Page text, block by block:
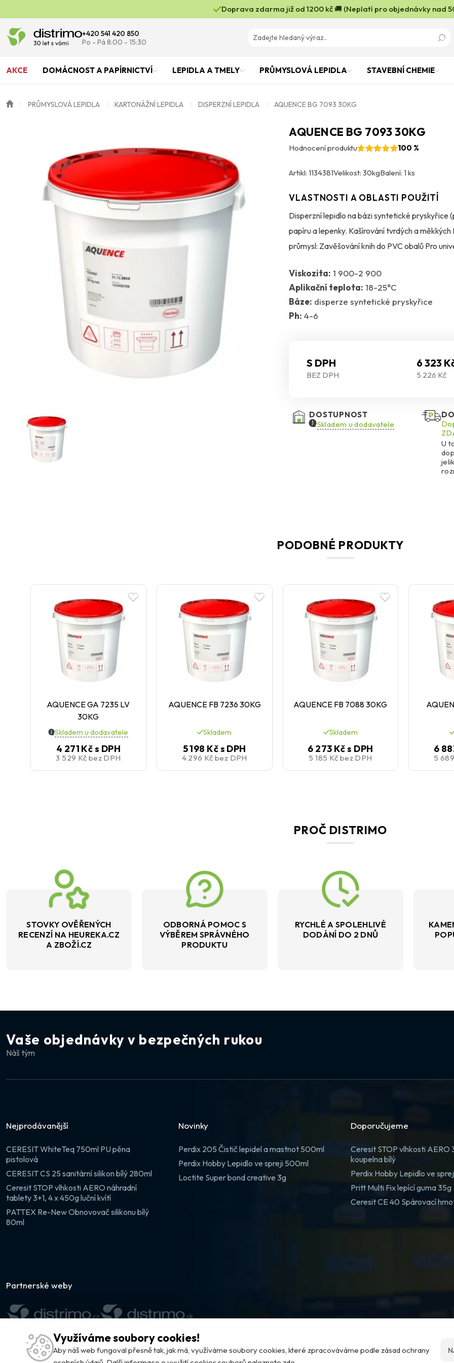
Doprava zdarma již od 1200 kč 🚚 (Neplatí pro objednávky nad
+420 541 420 850
Po - Pá 8:00 - 15:30
AKCE DOMÁCNOST A PAPÍRNICTVÍ LEPIDLA A TMELY PRŮMYSLOVÁ LEPIDLA STAVEBNÍ CHEMIE
PRŮMYSLOVÁ LEPIDLA KARTONÁŽNÍ LEPIDLA DISPERZNÍ LEPIDLA AQUENCE BG 7093 30KG
AQUENCE BG 7093 30KG
Hodnocení produktu 100 %
Artikl: 1134381Velikost: 30kgBalení: 1 ks
VLASTNOSTI A OBLASTI POUŽITÍ
Disperzní lepidlo na bázi syntetické
papíru a lepenky. Kašírování tvrdých a
průmysl: Zavěšování knih do PVC obalů Pro
Viskozita: 1 900-2 900
Aplikační teplota: 18-25°C
Báze: disperze syntetické pryskyřice
Ph: 4-6
S DPH 6 323
BEZ DPH 5 226 Kč
DOSTUPNOST
Skladem u dodavatele
U
PODOBNÉ PRODUKTY
AQUENCE GA 7235 LV
30KG
Skladem u dodavatele
4 271 Kčs DPH
3 529 Kč bez DPH
AQUENCE FB 7236 30KG
Skladem
5 198 Kčs DPH
4 296 Kčbez DPH
AQUENCE FB 7088 30KG
Skladem
6 273 Kčs DPH
5 185 Kč bez DPH
6
5
PROČ DISTRIMO
STOVKY OVĚŘENÝCH
RECENZÍ NA HEUREKA.CZ
A ZBOŽÍ.CZ
ODBORNÁ POMOC S
VÝBĚREM SPRÁVNÉHO
PRODUKTU
RYCHLÉ A SPOLEHLIVÉ
DODÁNÍ DO 2 DNŮ
Vaše objednávky v bezpečných rukou
Náš tým
Nejprodávanější
CERESIT WhiteTeq 750ml PU pěna
pistolová
CERESIT CS 25 sanitární silikon bílý 280ml
Ceresit STOP vlhkosti AERO náhradní
tablety 3+1, 4 x 450g luční kvítí
PATTEX Re-New Obnovovač silikonu bílý
80ml
Novinky
Perdix 205 Čistič lepidel a mastnot 500ml
Perdix Hobby Lepidlo ve spreji 500ml
Loctite Super bond creative 3g
Doporučujeme
Ceresit STOP vlhkosti AERO
koupelna bílý
Perdix Hobby Lepidlo ve
Pritt Multi Fix lepící guma 35g
Ceresit CE 40 Spárovací
Partnerské weby
Využíváme soubory cookies!
Aby náš web fungoval přesně tak, jak má, využíváme soubory cookies, které zpracováváme podle zásad ochrany